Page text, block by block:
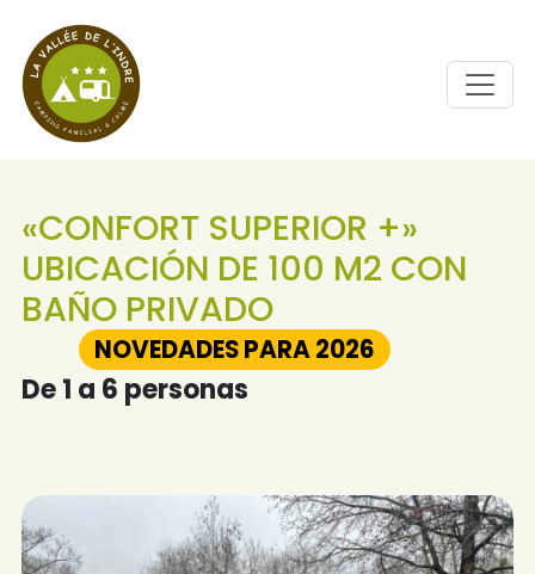
«CONFORT SUPERIOR +»
UBICACIÓN DE 100 M2 CON
BAÑO PRIVADO
NOVEDADES PARA 2026
De 1 a 6 personas